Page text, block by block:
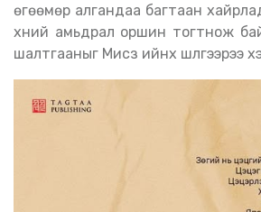
өгөөмөр алгандаа багтаан
хүний амьдрал оршин тогтнож
шалтгааныг Мисүзү ийнхүү шүлгээрээ